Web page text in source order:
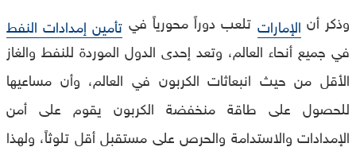
وذكر أن الإمارات تلعب دوراً محورياً في تأمين إمدادات النفط
في جميع أنحاء العالم، وتعد إحدى الدول الموردة للنفط والغاز
الأقل من حيث انبعاثات الكربون في العالم، وأن مساعيها
للحصول على طاقة منخفضة الكربون يقوم على أمن
الإمدادات والاستدامة والحرص على مستقبل أقل تلوثاً، ولهذا